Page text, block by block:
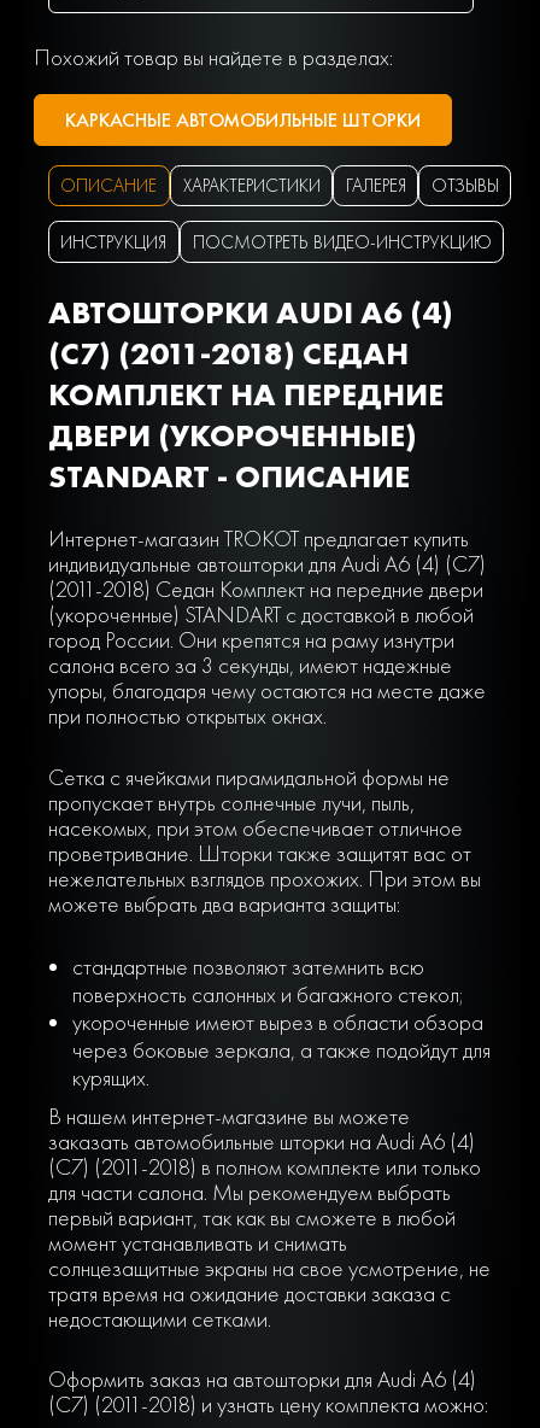
Похожий товар вы найдете в разделах:
КАРКАСНЫЕ АВТОМОБИЛЬНЫЕ ШТОРКИ
ОПИСАНИЕ ХАРАКТЕРИСТИКИ ГАЛЕРЕЯ ОТЗЫВЫ
ИНСТРУКЦИЯ ПОСМОТРЕТЬ ВИДЕО-ИНСТРУКЦИЮ
АВТОШТОРКИ AUDI A6 (4)
(C7) (2011-2018) СЕДАН
КОМПЛЕКТ НА ПЕРЕДНИЕ
ДВЕРИ (УКОРОЧЕННЫЕ)
STANDART - ОПИСАНИЕ
Интернет-магазин TROKOT предлагает купить
индивидуальные автошторки для Audi A6 (4) (C7)
(2011-2018) Седан Комплект на передние двери
(укороченные) STANDART с доставкой в любой
город России. Они крепятся на раму изнутри
салона всего за 3 секунды, имеют надежные
упоры, благодаря чему остаются на месте даже
при полностью открытых окнах.
Сетка с ячейками пирамидальной формы не
пропускает внутрь солнечные лучи, пыль,
насекомых, при этом обеспечивает отличное
проветривание. Шторки также защитят вас от
нежелательных взглядов прохожих. При этом вы
можете выбрать два варианта защиты:
стандартные позволяют затемнить всю
поверхность салонных и багажного стекол;
укороченные имеют вырез в области обзора
через боковые зеркала, а также подойдут для
курящих.
В нашем интернет-магазине вы можете
заказать автомобильные шторки на Audi A6 (4)
(C7) (2011-2018) в полном комплекте или только
для части салона. Мы рекомендуем выбрать
первый вариант, так как вы сможете в любой
момент устанавливать и снимать
солнцезащитные экраны на свое усмотрение, не
тратя время на ожидание доставки заказа с
недостающими сетками.
Оформить заказ на автошторки для Audi A6 (4)
(C7) (2011-2018) и узнать цену комплекта можно: